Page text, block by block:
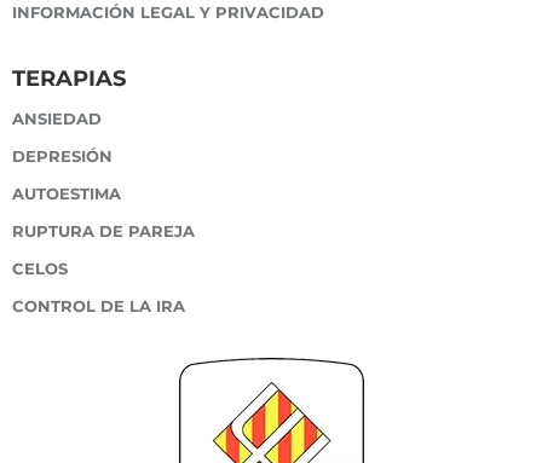
INFORMACIÓN LEGAL Y PRIVACIDAD
TERAPIAS
ANSIEDAD
DEPRESIÓN
AUTOESTIMA
RUPTURA DE PAREJA
CELOS
CONTROL DE LA IRA